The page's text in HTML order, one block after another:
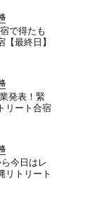
で得たも
最終日】
発表！緊
リート合宿
今日はレ
リトリート